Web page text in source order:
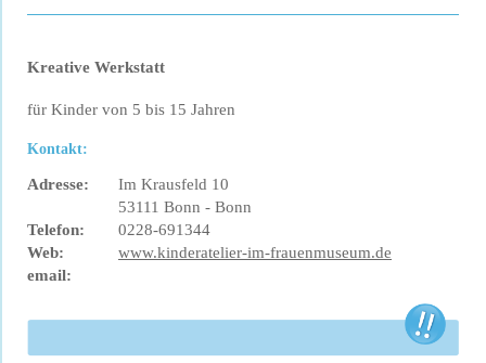
Kreative Werkstatt
für Kinder von 5 bis 15 Jahren
Kontakt:
Adresse:
Im Krausfeld 10
53111 Bonn - Bonn
Telefon:
0228-691344
Web:
www.kinderatelier-im-frauenmuseum.de
email: